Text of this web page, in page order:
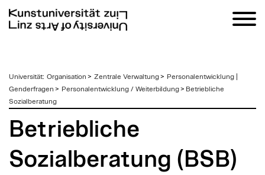
zum
Inhalt
Universität: Organisation > Zentrale Verwaltung> Personalentwicklung |
Genderfragen > Personalentwicklung / Weiterbildung> Betriebliche
Sozialberatung
Betriebliche
Sozialberatung (BSB)